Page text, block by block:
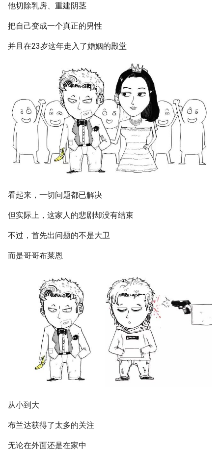
他切除乳房、重建阴茎
把自己变成一个真正的男性
并且在23岁这年走入了婚姻的殿堂
看起来，一切问题都已解决
但实际上，这家人的悲剧却没有结束
不过，首先出问题的不是大卫
而是哥哥布莱恩
从小到大
布兰达获得了太多的关注
无论在外面还是在家中